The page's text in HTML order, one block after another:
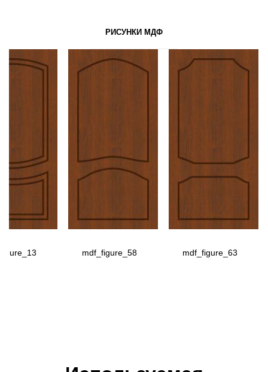
РИСУНКИ МДФ
mdf_figure_58 mdf_figure_63